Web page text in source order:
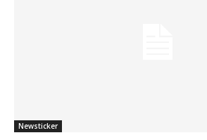
Newsticker